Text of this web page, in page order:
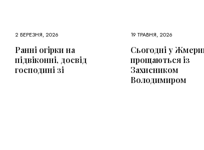
2 БЕРЕЗНЯ, 2026
Ранні огірки на
підвіконні, досвід
господині зі
19 ТРАВНЯ, 2026
Сьогодні у
прощаються із
Захисником
Володимиром